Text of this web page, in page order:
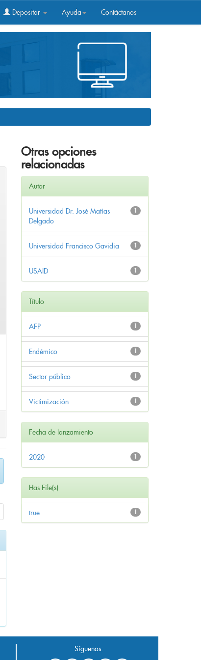
Depositar Ayuda Contáctanos
Otras opciones
relacionadas
Autor
1
Universidad Dr. José Matías
Delgado
1
Universidad Francisco Gavidia
1
USAID
Título
1
AFP
1
Endémico
1
Sector público
1
Victimización
Fecha de lanzamiento
1
2020
Has File(s)
1
true
Síguenos: